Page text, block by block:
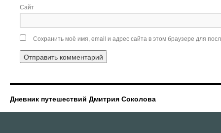
Сайт
Сохранить моё имя, email и адрес сайта в этом браузере для
Дневник путешествий Дмитрия Соколова